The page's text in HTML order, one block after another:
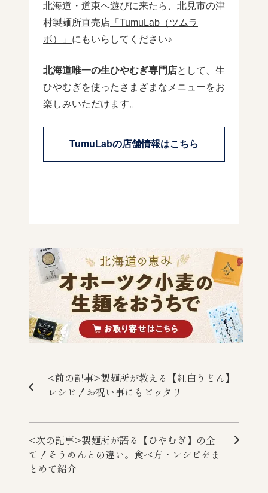
北海道・道東へ遊びに来たら、北見市の津
村製麺所直売店 「TumuLab（ツムラ
ボ）」 にもいらしてください♪
北海道唯一の生ひやむぎ専門店として、生
ひやむぎを使ったさまざまなメニューをお
楽しみいただけます。
TumuLabの店舗情報はこちら
<前の記事>製麺所が教える【紅白うどん】
レシピ！お祝い事にもピッタリ
<次の記事>製麺所が語る【ひやむぎ】の全
て！そうめんとの違い。食べ方・レシピをま
とめて紹介